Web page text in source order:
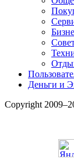
Деньги и
Copyright